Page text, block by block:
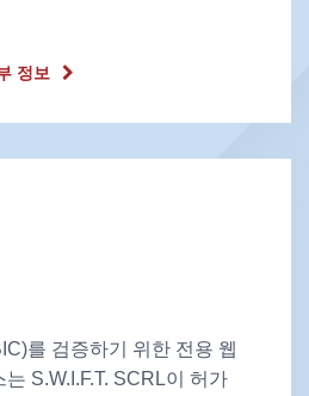
정보
를 검증하기 위한 전용 웹
S.W.I.F.T. SCRL이 허가